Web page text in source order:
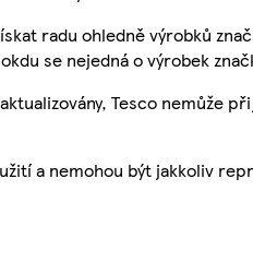
radu ohledně výrobků
se nejedná o výrobek
Tesco nemůže
a nemohou být jakkoliv